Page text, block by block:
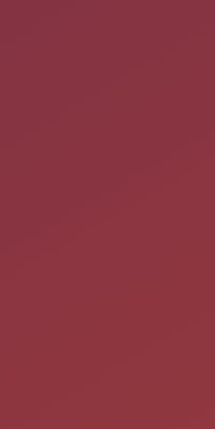
for Collaboration between
une large gamme de
video
en utilisant les